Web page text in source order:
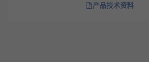
产品技术资料